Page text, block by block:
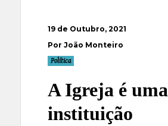
19 de Outubro, 2021
Por João Monteiro
Política
A Igreja é uma
instituição